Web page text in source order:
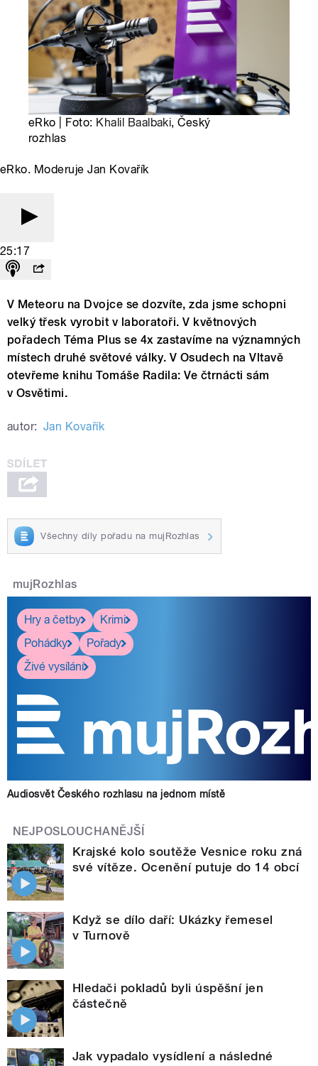
eRko | Foto: Khalil Baalbaki, Český
rozhlas
eRko. Moderuje Jan Kovařík
25:17
V Meteoru na Dvojce se dozvíte, zda jsme schopni
velký třesk vyrobit v laboratoři. V květnových
pořadech Téma Plus se 4x zastavíme na významných
místech druhé světové války. V Osudech na Vltavě
otevřeme knihu Tomáše Radila: Ve čtrnácti sám
v Osvětimi.
autor: Jan Kovařík
Všechny díly pořadu na mujRozhlas
mujRozhlas
Hry a četby
Krimi
Pohádky
Pořady
Živé vysílání
Audiosvět Českého rozhlasu na jednom místě
NEJPOSLOUCHANĚJŠÍ
Krajské kolo soutěže Vesnice roku zná
své vítěze. Ocenění putuje do 14 obcí
Když se dílo daří: Ukázky řemesel
v Turnově
Hledači pokladů byli úspěšní jen
částečně
Jak vypadalo vysídlení a následné